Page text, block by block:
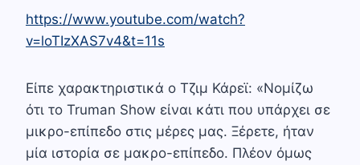
https://www.youtube.com/watch?
v=loTIzXAS7v4&t=11s
Είπε χαρακτηριστικά ο Τζιμ Κάρεϊ: «Νομίζω
ότι το Truman Show είναι κάτι που υπάρχει σε
μικρο-επίπεδο στις μέρες μας. Ξέρετε, ήταν
μία ιστορία σε μακρο-επίπεδο. Πλέον όμως